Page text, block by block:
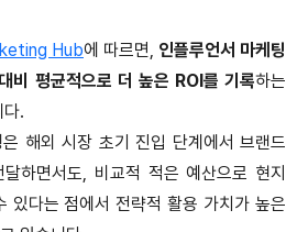
Hub에 따르면, 인플루언서 마케팅
비 평균적으로 더 높은 ROI를 기록하는
다.
해외 시장 초기 진입 단계에서 브랜드
하면서도, 비교적 적은 예산으로 현지
있다는 점에서 전략적 활용 가치가 높은